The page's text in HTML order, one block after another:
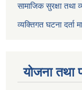
सामाजिक सुरक्षा तथा
व्यक्तिगत घटना दर्ता
योजना तथा